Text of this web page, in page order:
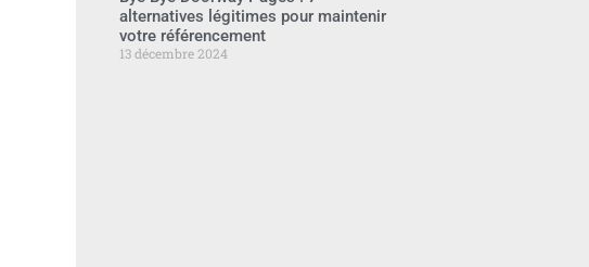
alternatives légitimes pour maintenir
votre référencement
13 décembre 2024